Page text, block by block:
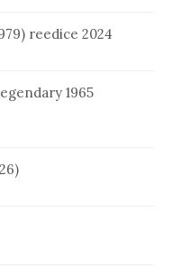
reedice 2024
1965